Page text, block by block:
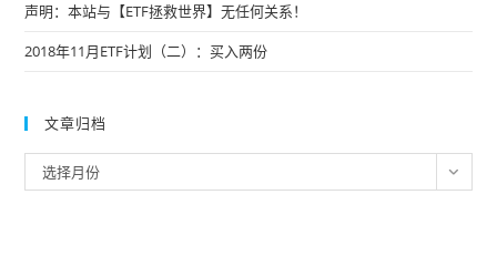
声明：本站与【ETF拯救世界】无任何关系！
2018年11月ETF计划（二）：买入两份
文章归档
章
选择月份